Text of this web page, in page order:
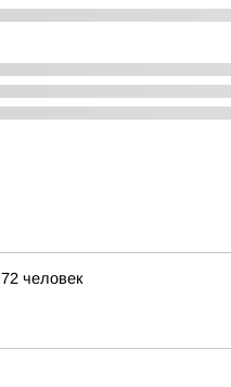
человек